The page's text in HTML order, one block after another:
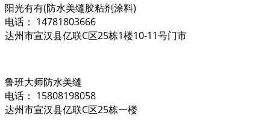
阳光有有(防水美缝胶粘剂涂料)
电话： 14781803666
达州市宣汉县亿联C区25栋1楼10-11号门市
鲁班大师防水美缝
电话： 15808198058
达州市宣汉县亿联C区25栋一楼